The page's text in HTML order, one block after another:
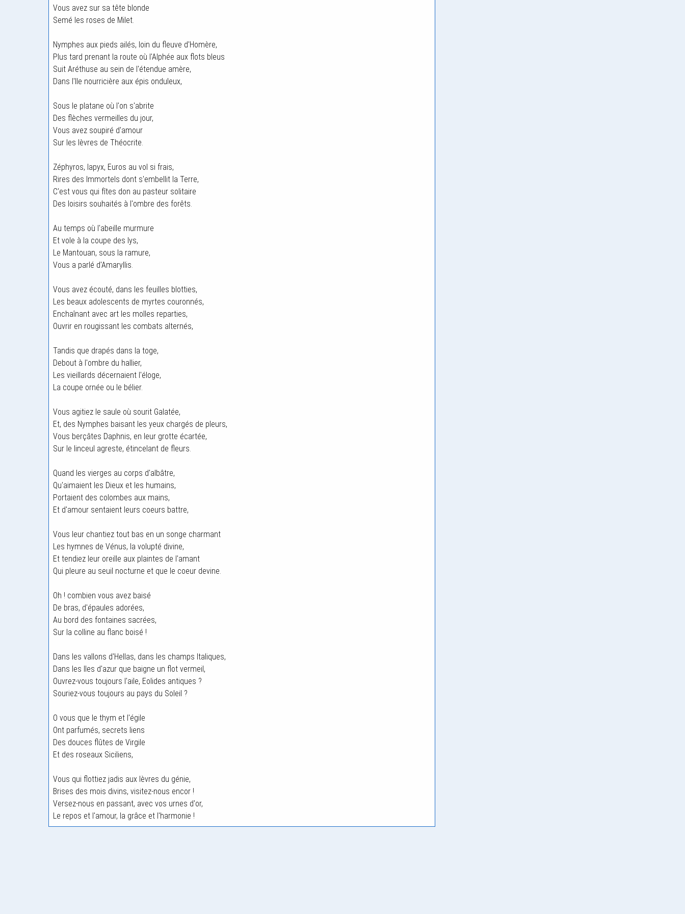
Vous avez sur sa tête blonde
Semé les roses de Milet.
Nymphes aux pieds ailés, loin du fleuve d'Homère,
Plus tard prenant la route où l'Alphée aux flots bleus
Suit Aréthuse au sein de l'étendue amère,
Dans l'Ile nourricière aux épis onduleux,
Sous le platane où l'on s'abrite
Des flèches vermeilles du jour,
Vous avez soupiré d'amour
Sur les lèvres de Théocrite.
Zéphyros, Iapyx, Euros au vol si frais,
Rires des Immortels dont s'embellit la Terre,
C'est vous qui fîtes don au pasteur solitaire
Des loisirs souhaités à l'ombre des forêts.
Au temps où l'abeille murmure
Et vole à la coupe des lys,
Le Mantouan, sous la ramure,
Vous a parlé d'Amaryllis.
Vous avez écouté, dans les feuilles blotties,
Les beaux adolescents de myrtes couronnés,
Enchaînant avec art les molles reparties,
Ouvrir en rougissant les combats alternés,
Tandis que drapés dans la toge,
Debout à l'ombre du hallier,
Les vieillards décernaient l'éloge,
La coupe ornée ou le bélier.
Vous agitiez le saule où sourit Galatée,
Et, des Nymphes baisant les yeux chargés de pleurs,
Vous berçâtes Daphnis, en leur grotte écartée,
Sur le linceul agreste, étincelant de fleurs.
Quand les vierges au corps d'albâtre,
Qu'aimaient les Dieux et les humains,
Portaient des colombes aux mains,
Et d'amour sentaient leurs coeurs battre,
Vous leur chantiez tout bas en un songe charmant
Les hymnes de Vénus, la volupté divine,
Et tendiez leur oreille aux plaintes de l'amant
Qui pleure au seuil nocturne et que le coeur devine.
Oh ! combien vous avez baisé
De bras, d'épaules adorées,
Au bord des fontaines sacrées,
Sur la colline au flanc boisé !
Dans les vallons d'Hellas, dans les champs Italiques,
Dans les Iles d'azur que baigne un flot vermeil,
Ouvrez-vous toujours l'aile, Eolides antiques ?
Souriez-vous toujours au pays du Soleil ?
O vous que le thym et l'égile
Ont parfumés, secrets liens
Des douces flûtes de Virgile
Et des roseaux Siciliens,
Vous qui flottiez jadis aux lèvres du génie,
Brises des mois divins, visitez-nous encor !
Versez-nous en passant, avec vos urnes d'or,
Le repos et l'amour, la grâce et l'harmonie !